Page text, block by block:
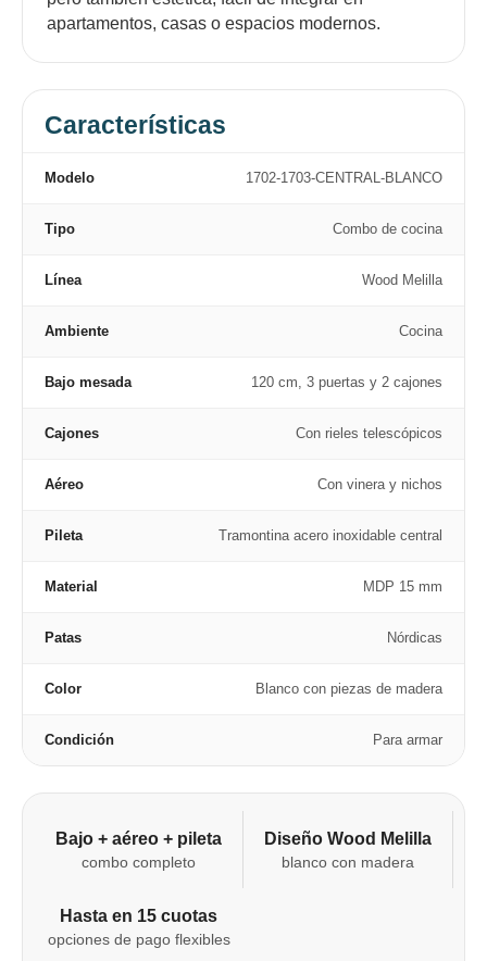
apartamentos, casas o espacios modernos.
Características
Modelo 1702-1703-CENTRAL-BLANCO
Tipo Combo de cocina
Línea Wood Melilla
Ambiente Cocina
Bajo mesada 120 cm, 3 puertas y 2 cajones
Cajones Con rieles telescópicos
Aéreo Con vinera y nichos
Pileta Tramontina acero inoxidable central
Material MDP 15 mm
Patas Nórdicas
Color Blanco con piezas de madera
Condición Para armar
Bajo + aéreo + pileta
combo completo
Diseño Wood Melilla
blanco con madera
Hasta en 15 cuotas
opciones de pago flexibles